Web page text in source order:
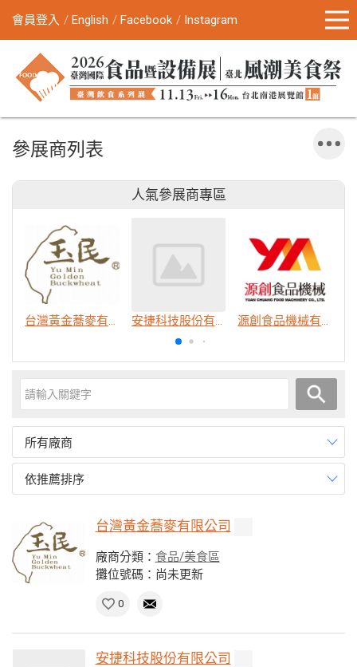
會員登入 English Facebook Instagram
參展商列表
人氣參展商專區
所有廠商
依推薦排序
台灣黃金蕎麥有限公司
廠商分類： 食品/美食區
攤位號碼：尚未更新
0
安捷科技股份有限公司